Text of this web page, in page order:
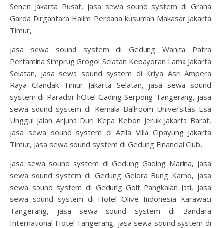
Senen Jakarta Pusat, jasa sewa sound system di Graha
Garda Dirgantara Halim Perdana kusumah Makasar Jakarta
Timur,
jasa sewa sound system di Gedung Wanita Patra
Pertamina Simprug Grogol Selatan Kebayoran Lama Jakarta
Selatan, jasa sewa sound system di Kriya Asri Ampera
Raya Cilandak Timur Jakarta Selatan, jasa sewa sound
system di Parador hOtel Gading Serpong Tangerang, jasa
sewa sound system di Kemala Ballroom Universitas Esa
Unggul Jalan Arjuna Duri Kepa Kebon Jeruk Jakarta Barat,
jasa sewa sound system di Azila Villa Cipayung Jakarta
Timur, jasa sewa sound system di Gedung Financial Club,
jasa sewa sound system di Gedung Gading Marina, jasa
sewa sound system di Gedung Gelora Bung Karno, jasa
sewa sound system di Gedung Golf Pangkalan Jati, jasa
sewa sound system di Hotel Olive Indonesia Karawaci
Tangerang, jasa sewa sound system di Bandara
International Hotel Tangerang, jasa sewa sound system di